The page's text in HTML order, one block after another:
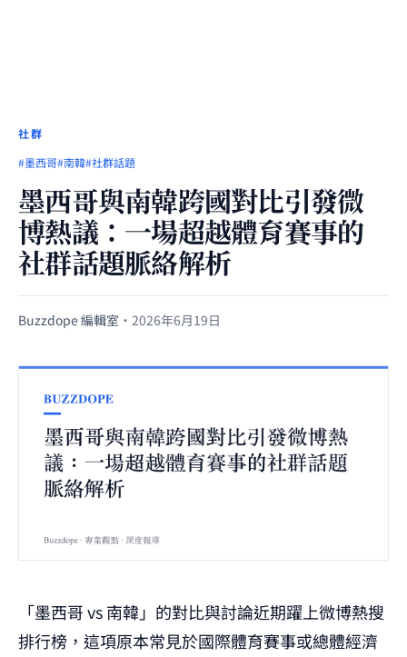
社群
#墨西哥#南韓#社群話題
墨西哥與南韓跨國對比引發微
博熱議：一場超越體育賽事的
社群話題脈絡解析
Buzzdope 編輯室 · 2026年6月19日
「墨西哥 vs 南韓」的對比與討論近期躍上微博熱搜
排行榜，這項原本常見於國際體育賽事或總體經濟